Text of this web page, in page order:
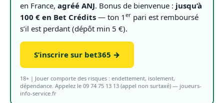
en France, agréé ANJ. Bonus de bienvenue : jusqu’à
100 € en Bet Crédits — ton 1 er pari est remboursé
s’il est perdant (dépôt min 5 €).
S’inscrire sur bet365 →
18+ | Jouer comporte des risques : endettement, isolement,
dépendance. Appelez le 09 74 75 13 13 (appel non surtaxé) — joueurs-
info-service.fr